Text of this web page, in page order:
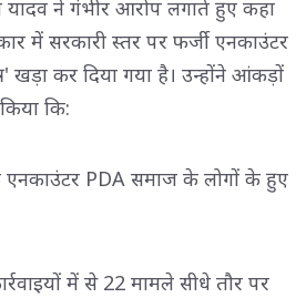
ने गंभीर आरोप लगाते हुए कहा
में सरकारी स्तर पर फर्जी एनकाउंटर
खड़ा कर दिया गया है। उन्होंने आंकड़ों
कि:
PDA समाज के लोगों के हुए
में से 22 मामले सीधे तौर पर